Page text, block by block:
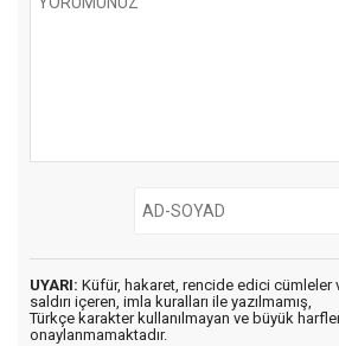
UYARI: Küfür, hakaret, rencide edici cümleler
saldırı içeren, imla kuralları ile yazılmamış,
Türkçe karakter kullanılmayan ve büyük
onaylanmamaktadır.